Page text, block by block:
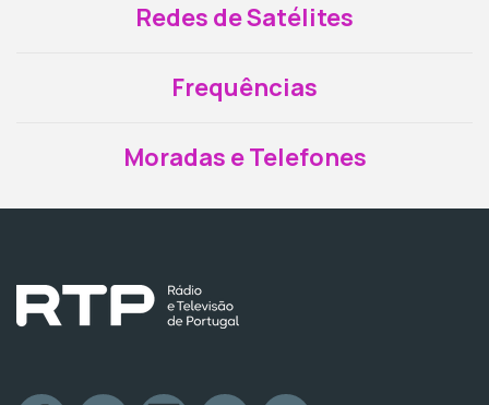
Redes de Satélites
Frequências
Moradas e Telefones